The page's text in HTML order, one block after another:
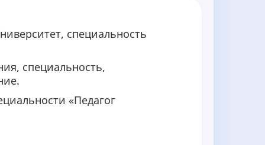
специальность
специальность,
«Педагог